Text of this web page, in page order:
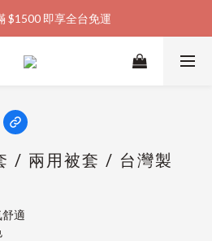
物金  馬上領  馬上折
$1500 即享全台免運
物金  馬上領  馬上折
/ 兩用被套 / 台灣製
適